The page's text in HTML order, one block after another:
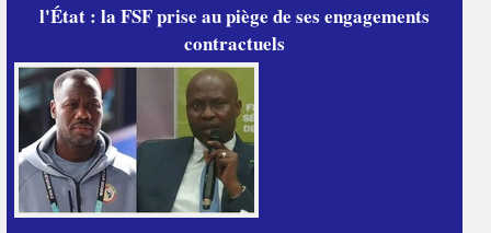
l'État : la FSF prise au piège de ses engagements
contractuels